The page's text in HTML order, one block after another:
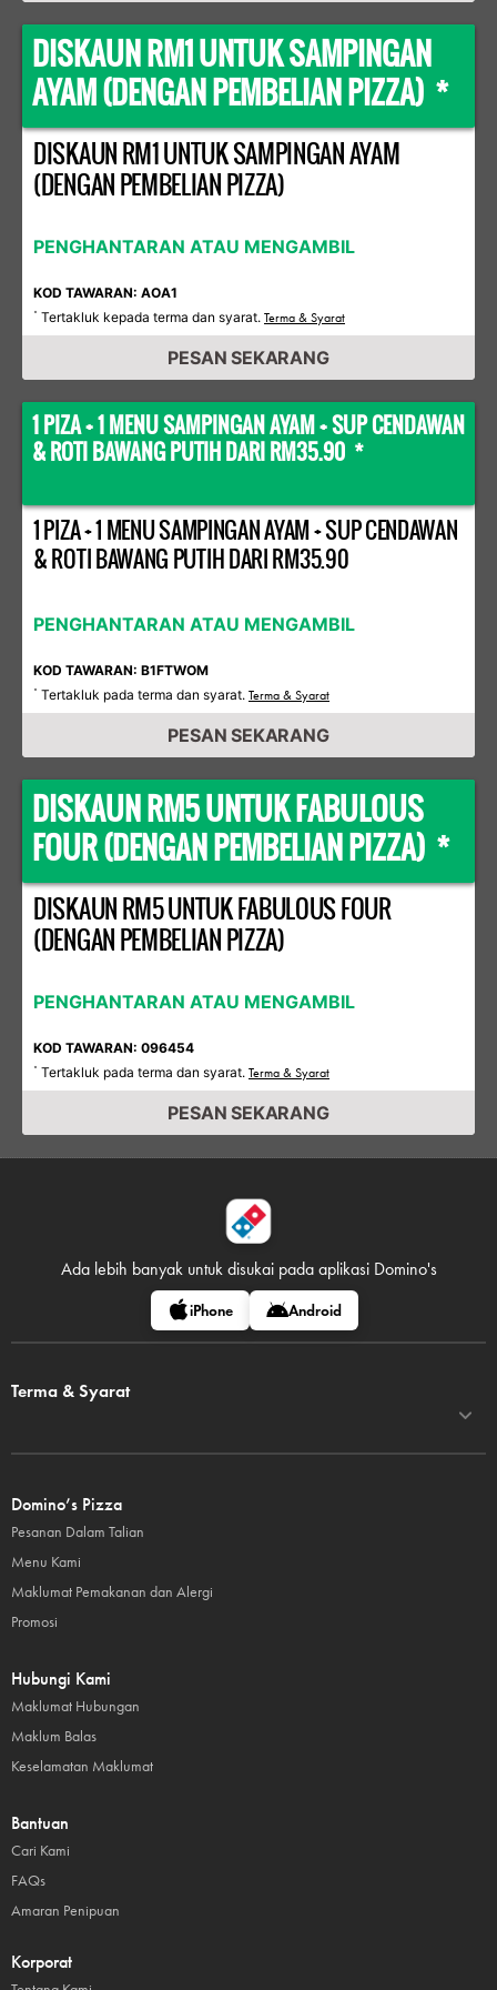
DISKAUN RM1 UNTUK SAMPINGAN
AYAM (DENGAN PEMBELIAN PIZZA) *
DISKAUN RM1 UNTUK SAMPINGAN AYAM
(DENGAN PEMBELIAN PIZZA)
PENGHANTARAN ATAU MENGAMBIL
KOD TAWARAN: AOA1
* Tertakluk kepada terma dan syarat. Terma & Syarat
PESAN SEKARANG
1 PIZA + 1 MENU SAMPINGAN AYAM + SUP CENDAWAN
& ROTI BAWANG PUTIH DARI RM35.90 *
1 PIZA + 1 MENU SAMPINGAN AYAM + SUP CENDAWAN
& ROTI BAWANG PUTIH DARI RM35.90
PENGHANTARAN ATAU MENGAMBIL
KOD TAWARAN: B1FTWOM
* Tertakluk pada terma dan syarat. Terma & Syarat
PESAN SEKARANG
DISKAUN RM5 UNTUK FABULOUS
FOUR (DENGAN PEMBELIAN PIZZA) *
DISKAUN RM5 UNTUK FABULOUS FOUR
(DENGAN PEMBELIAN PIZZA)
PENGHANTARAN ATAU MENGAMBIL
KOD TAWARAN: 096454
* Tertakluk pada terma dan syarat. Terma & Syarat
PESAN SEKARANG
Ada lebih banyak untuk disukai pada aplikasi Domino's
iPhone Android
Terma & Syarat
Domino’s Pizza
Pesanan Dalam Talian
Menu Kami
Maklumat Pemakanan dan Alergi
Promosi
Hubungi Kami
Maklumat Hubungan
Maklum Balas
Keselamatan Maklumat
Bantuan
Cari Kami
FAQs
Amaran Penipuan
Korporat